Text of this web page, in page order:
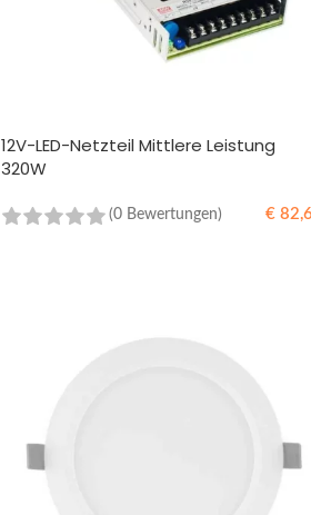
12V-LED-Netzteil Mittlere Leistung
320W
(0 Bewertungen) €